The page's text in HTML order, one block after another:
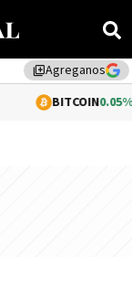
library_addAgreganos
0.05%$64,574.59